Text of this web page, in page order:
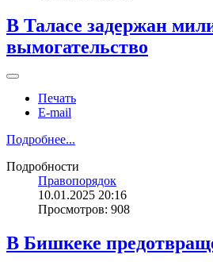
В Таласе задержан
вымогательство
Печать
E-mail
Подробнее...
Подробности
Правопорядок
10.01.2025 20:16
Просмотров: 908
В Бишкеке